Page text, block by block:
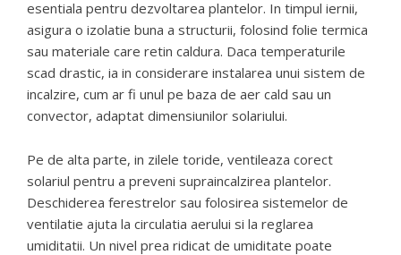
esentiala pentru dezvoltarea plantelor. In timpul iernii,
asigura o izolatie buna a structurii, folosind folie termica
sau materiale care retin caldura. Daca temperaturile
scad drastic, ia in considerare instalarea unui sistem de
incalzire, cum ar fi unul pe baza de aer cald sau un
convector, adaptat dimensiunilor solariului.
Pe de alta parte, in zilele toride, ventileaza corect
solariul pentru a preveni supraincalzirea plantelor.
Deschiderea ferestrelor sau folosirea sistemelor de
ventilatie ajuta la circulatia aerului si la reglarea
umiditatii. Un nivel prea ridicat de umiditate poate